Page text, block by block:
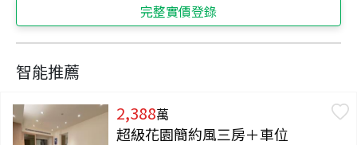
完整實價登錄
智能推薦
2,388萬
超級花園簡約風三房＋車位